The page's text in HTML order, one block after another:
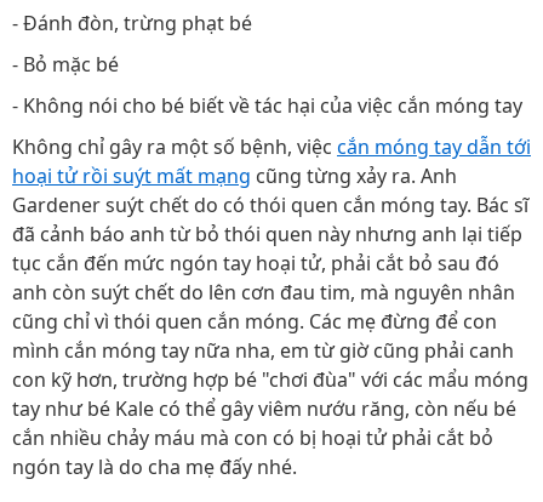
- Đánh đòn, trừng phạt bé
- Bỏ mặc bé
- Không nói cho bé biết về tác hại của việc cắn móng tay
Không chỉ gây ra một số bệnh, việc cắn móng tay dẫn tới
hoại tử rồi suýt mất mạng cũng từng xảy ra. Anh
Gardener suýt chết do có thói quen cắn móng tay. Bác sĩ
đã cảnh báo anh từ bỏ thói quen này nhưng anh lại tiếp
tục cắn đến mức ngón tay hoại tử, phải cắt bỏ sau đó
anh còn suýt chết do lên cơn đau tim, mà nguyên nhân
cũng chỉ vì thói quen cắn móng. Các mẹ đừng để con
mình cắn móng tay nữa nha, em từ giờ cũng phải canh
con kỹ hơn, trường hợp bé "chơi đùa" với các mẩu móng
tay như bé Kale có thể gây viêm nướu răng, còn nếu bé
cắn nhiều chảy máu mà con có bị hoại tử phải cắt bỏ
ngón tay là do cha mẹ đấy nhé.